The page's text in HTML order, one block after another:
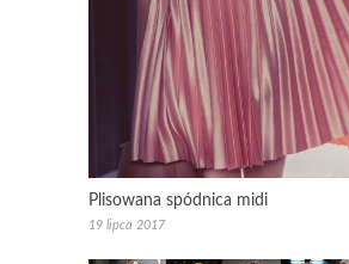
Plisowana spódnica midi
19 lipca 2017